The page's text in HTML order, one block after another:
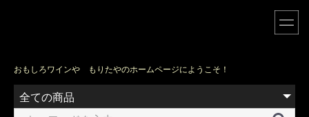
おもしろワインや もりたやのホームページにようこそ！